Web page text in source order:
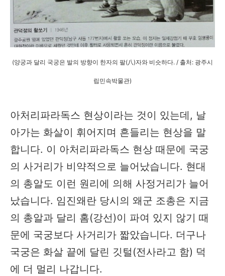
(양궁과 달리 국궁은 발의 방향이 한자의 팔(八)자와 비슷하다. / 출처: 광주시
립민속박물관)
아처리파라독스 현상이라는 것이 있는데, 날
아가는 화살이 휘어지며 흔들리는 현상을 말
합니다. 이 아처리파라독스 현상 때문에 국궁
의 사거리가 비약적으로 늘어났습니다. 현대
의 총알도 이런 원리에 의해 사정거리가 늘어
났습니다. 임진왜란 당시의 왜군 조총은 지금
의 총알과 달리 홈(강선)이 파여 있지 않기 때
문에 국궁보다 사거리가 짧았습니다. 더구나
국궁은 화살 끝에 달린 깃털(전사라고 함) 덕
에 더 멀리 나갑니다.